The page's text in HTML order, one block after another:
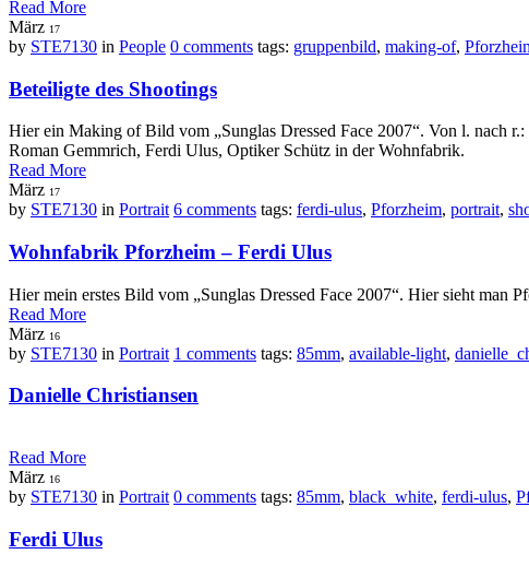
Read More
März 17
by STE7130 in People 0 comments tags: gruppenbild, making-of,
Beteiligte des Shootings
Hier ein Making of Bild vom „Sunglas Dressed Face 2007“. Von l. nach
Roman Gemmrich, Ferdi Ulus, Optiker Schütz in der Wohnfabrik.
Read More
März 17
by STE7130 in Portrait 6 comments tags: ferdi-ulus, Pforzheim, portrait,
Wohnfabrik Pforzheim – Ferdi Ulus
Hier mein erstes Bild vom „Sunglas Dressed Face 2007“. Hier sieht man
Read More
März 16
by STE7130 in Portrait 1 comments tags: 85mm, available-light,
Danielle Christiansen
Read More
März 16
by STE7130 in Portrait 0 comments tags: 85mm, black_white, ferdi-ulus,
Ferdi Ulus